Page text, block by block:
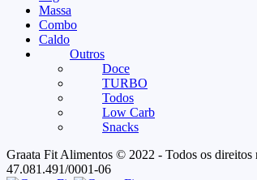
Massa
Combo
Caldo
Outros
Doce
TURBO
Todos
Low Carb
Snacks
Graata Fit Alimentos © 2022 - Todos os direitos
47.081.491/0001-06